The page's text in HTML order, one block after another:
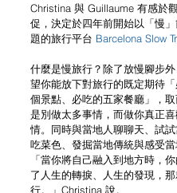
Christina 與 Guillaume 有感於
促，決定於四年前開始以「慢
題的旅行平台 Barcelona Slow
什麼是慢旅行？除了放慢腳步
望你能放下對旅行的既定期待
個景點、必吃的五家餐廳」，
是別做太多事情，而做你真正
情。同時與當地人聊聊天、試
吃菜色、發掘當地傳統與感受當
「當你將自己融入到地方時，
了人生的轉捩、人生的發現，
行。」Christina 說。